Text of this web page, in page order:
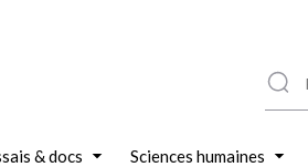
& docs Sciences humaines